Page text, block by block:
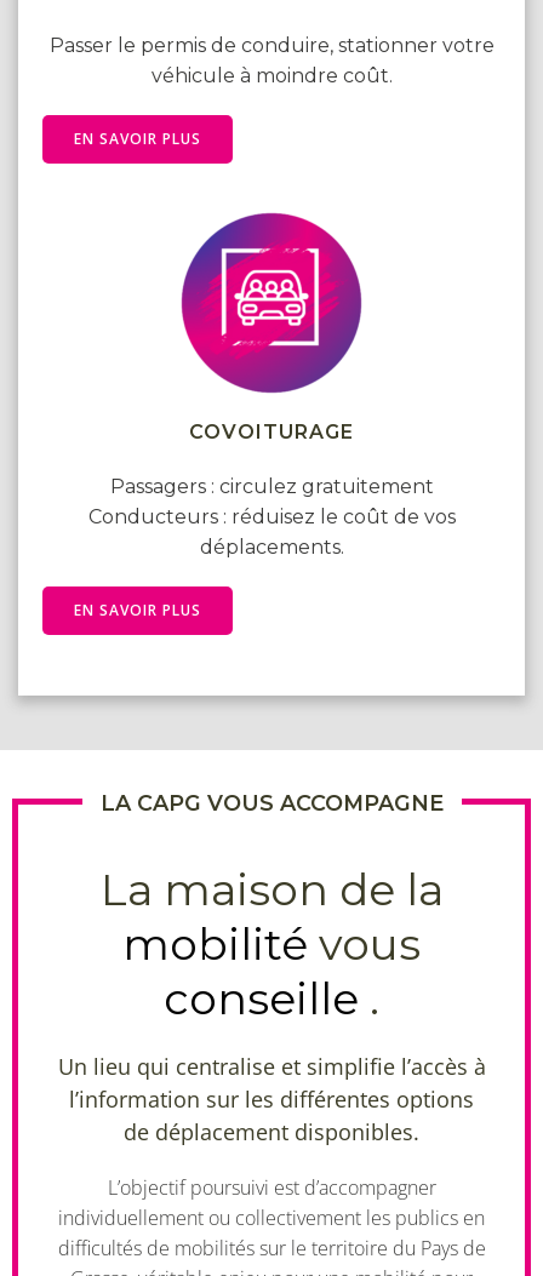
Passer le permis de conduire, stationner votre
véhicule à moindre coût.
EN SAVOIR PLUS
COVOITURAGE
Passagers : circulez gratuitement
Conducteurs : réduisez le coût de vos
déplacements.
EN SAVOIR PLUS
LA CAPG VOUS ACCOMPAGNE
La maison de la
mobilité vous
conseille .
Un lieu qui centralise et simplifie l’accès à
l’information sur les différentes options
de déplacement disponibles.
L’objectif poursuivi est d’accompagner
individuellement ou collectivement les publics en
difficultés de mobilités sur le territoire du Pays de